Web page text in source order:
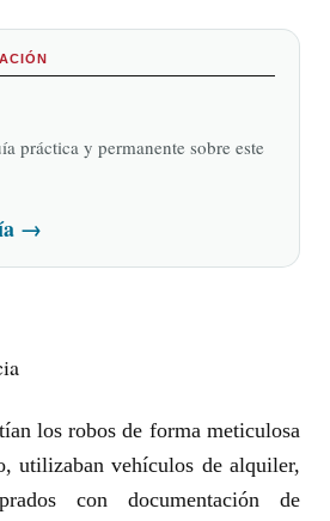
práctica y permanente sobre este
→
los robos de forma meticulosa
utilizaban vehículos de alquiler,
con documentación de